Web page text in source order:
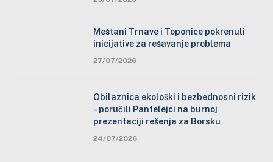
Meštani Trnave i Toponice pokrenuli
inicijative za rešavanje problema
27/07/2026
Obilaznica ekološki i bezbednosni rizik
– poručili Pantelejci na burnoj
prezentaciji rešenja za Borsku
24/07/2026